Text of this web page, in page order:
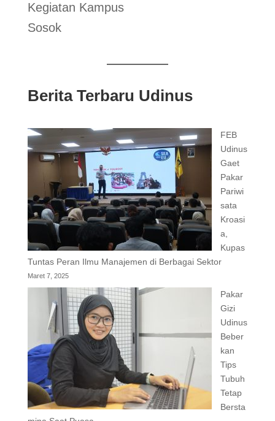
Kegiatan Kampus
Sosok
Berita Terbaru Udinus
FEB
Udinus
Gaet
Pakar
Pariwi
sata
Kroasi
a,
Kupas
Tuntas Peran Ilmu Manajemen di Berbagai Sektor
Maret 7, 2025
Pakar
Gizi
Udinus
Beber
kan
Tips
Tubuh
Tetap
Bersta